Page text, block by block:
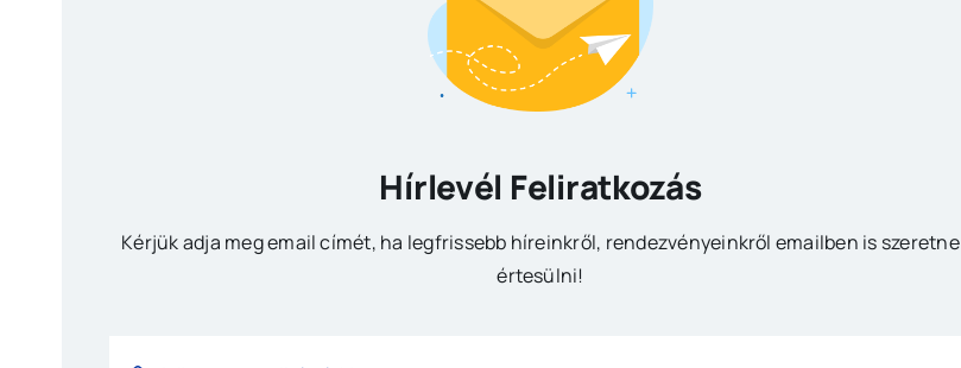
Hírlevél Feliratkozás
Kérjük adja meg email címét, ha legfrissebb híreinkről, rendezvényeinkről emailben is szeretne
értesülni!